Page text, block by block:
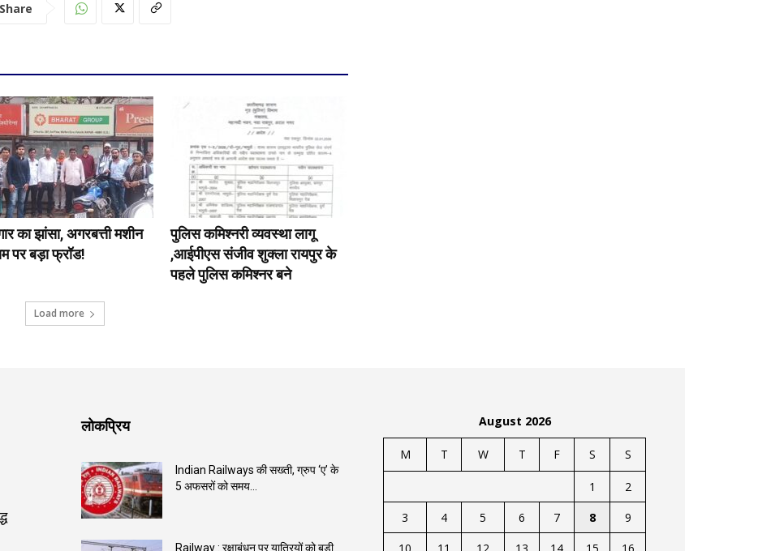
Share
का झांसा, अगरबत्ती मशीन
पर बड़ा फ्रॉड!
पुलिस कमिश्नरी व्यवस्था लागू
,आईपीएस संजीव शुक्ला रायपुर के
पहले पुलिस कमिश्नर बने
Load more
लोकप्रिय
Indian Railways की सख्ती, ग्रुप ‘ए’ के
5 अफसरों को समय...
Railway : रक्षाबंधन पर यात्रियों को बड़ी
August 2026
M T W T F S S
1
2
3
4 5 6 7 8
9